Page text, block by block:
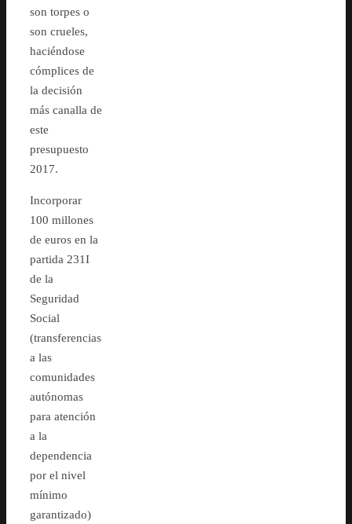
son torpes o
son crueles,
haciéndose
cómplices de
la decisión
más canalla de
este
presupuesto
2017.
Incorporar
100 millones
de euros en la
partida 231I
de la
Seguridad
Social
(transferencias
a las
comunidades
autónomas
para atención
a la
dependencia
por el nivel
mínimo
garantizado)